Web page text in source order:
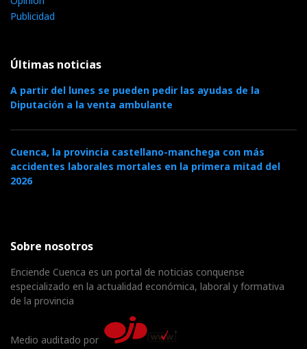
Publicidad
Últimas noticias
A partir del lunes se pueden pedir las ayudas de la
Diputación a la venta ambulante
Cuenca, la provincia castellano-manchega con más
accidentes laborales mortales en la primera mitad del
2026
Sobre nosotros
Enciende Cuenca es un portal de noticias conquense
especializado en la actualidad económica, laboral y formativa
de la provincia
Medio auditado por